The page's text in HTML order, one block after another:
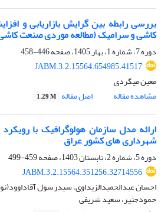
بررسی رابطه بین گرایش بازاریابی و
کاشی و سرامیک (مطالعه موردی صنعت
دوره 7، شماره 1، بهار 1405، صفحه
446-458
JABM.3.2.15564.654985.41517
معین میگردی
مشاهده مقاله
اصل مقاله 1.29 M
ارائه مدل سازمان هولوگرافیک با
شهرداری های کشور عراق
دوره 5، شماره 2، تابستان 1403، صفحه
459-499
JABM.3.2.15564.351256.32714556
احسان عبدالحمیدالزیداوی، سیدرسول
حمودجثیر، سعید شریفی